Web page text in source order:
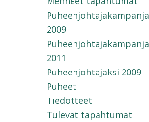
Puheenjohtajakampanja
2009
Puheenjohtajakampanja
2011
Puheenjohtajaksi 2009
Puheet
Tiedotteet
Tulevat tapahtumat